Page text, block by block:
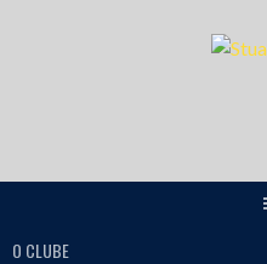
O CLUBE